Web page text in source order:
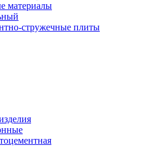
материалы
стружечные плиты